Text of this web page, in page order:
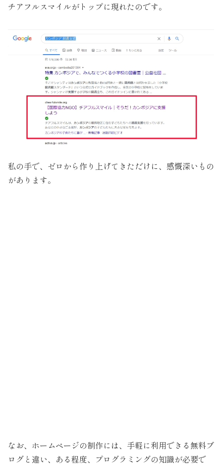
チアフルスマイルがトップに現れたのです。
私の手で、ゼロから作り上げてきただけに、感慨深いもの
があります。
なお、ホームページの制作には、手軽に利用できる無料ブ
ログと違い、ある程度、プログラミングの知識が必要で